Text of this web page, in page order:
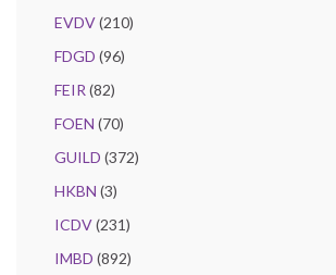
EVDV(210)
FDGD (96)
FEIR (82)
FOEN (70)
GUILD (372)
HKBN (3)
ICDV(231)
IMBD (892)